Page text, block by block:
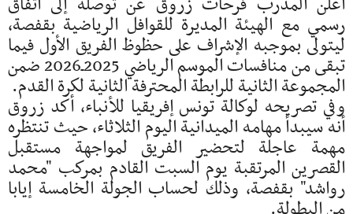
رسمي مع الهيئة المديرة للقوافل الرياضية بقفصة،
ليتولى بموجبه الإشراف على حظوظ الفريق الأول فيما
تبقى من منافسات الموسم الرياضي 2025ـ2026 ضمن
المجموعة الثانية للرابطة المحترفة الثانية لكرة القدم.
وفي تصريحه لوكالة تونس إفريقيا للأنباء، أكد زروق
أنه سيبدأ مهامه الميدانية اليوم الثلاثاء، حيث تنتظره
مهمة عاجلة لتحضير الفريق لمواجهة مستقبل
القصرين المرتقبة يوم السبت القادم بمركب "محمد
رواشد" بقفصة، وذلك لحساب الجولة الخامسة إيابا